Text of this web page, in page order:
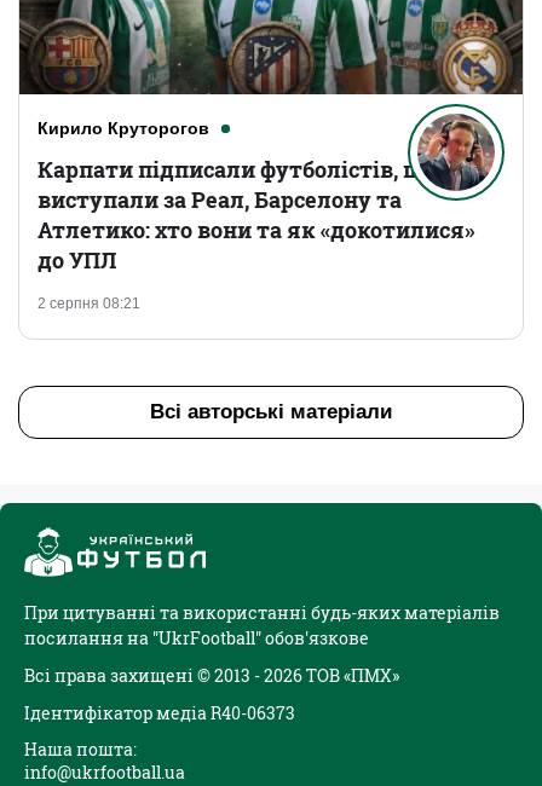
Кирило Круторогов
2 серпня 08:21
Карпати підписали футболістів, що
виступали за Реал, Барселону та
Атлетико: хто вони та як «докотилися»
до УПЛ
Всі авторські матеріали
При цитуванні та використанні будь-яких матеріалів
посилання на "UkrFootball" обов'язкове
Всі права захищені © 2013 - 2026 ТОВ «ПМХ»
Ідентифікатор медіа R40-06373
Наша пошта:
info@ukrfootball.ua